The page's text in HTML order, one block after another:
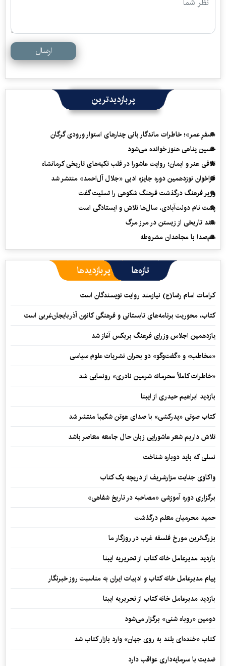
ارسال
پربازدیدترین
«سفرِ عمر»؛ خاطرات ماندگار بانی چنارهای استوار ورودی گرگان
حسین پناهی هنوز خوانده می‌شود
تلاقی هنر و ایمان؛ روایت عاشورا در قلب تکیه‌های تاریخی کرمانشاه
فراخوان نوزدهمین دوره جایزه ادبی «جلال آل‌احمد» منتشر شد
وزیر فرهنگ درگذشت فرهنگ شکوهی را تسلیت گفت
پشت نام دولت‌آبادی، سال‌ها تلاش و ایستادگی است
سند تاریخی از زیستن در مرز مرگ
هم‌صدا با مجاهدان مشروطه
تازه‌ها پربازدیدها
کرامات امام رضا(ع) نیازمند روایت نویسندگان است
کتاب، محوریت برنامه‌های تابستانی و فرهنگی کانون آذربایجان‌غربی است
یازدهمین اجلاس وزرای فرهنگ بریکس آغاز شد
«مخاطب» و «گفت‌وگو» دو بحران نشریات علوم سیاسی
«خاطرات کاملاً محرمانه شرمین نادری» رونمایی شد
بازدید ابراهیم حیدری از ایبنا
کتاب صوتی «پدرکشی» با صدای هوتن شکیبا منتشر شد
تلاش داریم شعر عاشورایی زبان حال جامعه معاصر باشد
نسلی که باید دوباره شناخت
واکاوی جنایت مزارشریف از دریچه یک کتاب
برگزاری دوره آموزشی «مصاحبه در تاریخ شفاهی»
حمید محرمیان معلم درگذشت
بزرگ‌ترین مورخ فلسفه غرب در روزگار ما
بازدید مدیرعامل خانه کتاب از تحریریه ایبنا
پیام مدیرعامل خانه کتاب و ادبیات ایران به مناسبت روز خبرنگار
بازدید مدیرعامل خانه کتاب از تحریریه ایبنا
دومین «روباه شنی» برگزار می‌شود
کتاب «خنده‌ای بلند به روی جهان» وارد بازار کتاب شد
ضدیت با سرمایه‌داری عواقب دارد